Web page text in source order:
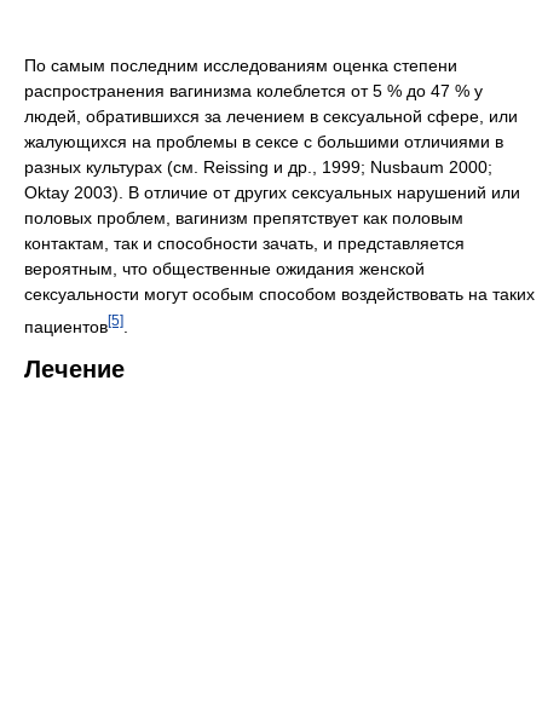
По самым последним исследованиям оценка степени
распространения вагинизма колеблется от 5 % до 47 % у
людей, обратившихся за лечением в сексуальной сфере, или
жалующихся на проблемы в сексе с большими отличиями в
разных культурах (см. Reissing и др., 1999; Nusbaum 2000;
Oktay 2003). В отличие от других сексуальных нарушений или
половых проблем, вагинизм препятствует как половым
контактам, так и способности зачать, и представляется
вероятным, что общественные ожидания женской
сексуальности могут особым способом воздействовать на таких
пациентов[5]
Лечение